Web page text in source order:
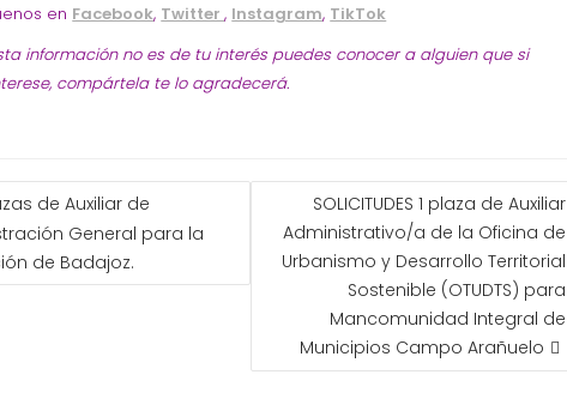
en Facebook, Twitter, Instagram, TikTok
información no es de tu interés puedes conocer a alguien que si
compártela te lo agradecerá.
de Auxiliar de
General para la
de Badajoz.
SOLICITUDES 1 plaza de Auxiliar
Administrativo/a de la Oficina de
Urbanismo y Desarrollo Territorial
Sostenible (OTUDTS) para
Mancomunidad Integral de
Municipios Campo Arañuelo